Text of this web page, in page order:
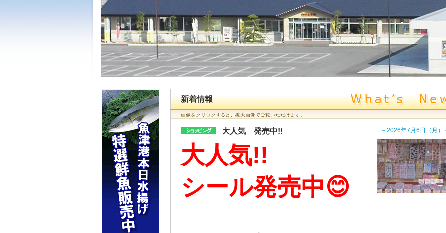
新着情報
画像をクリックすると、拡大画像でご覧いただけます。
大人気 発売中!! －2026年7月6日（月）
大人気!!
シール発売中😊